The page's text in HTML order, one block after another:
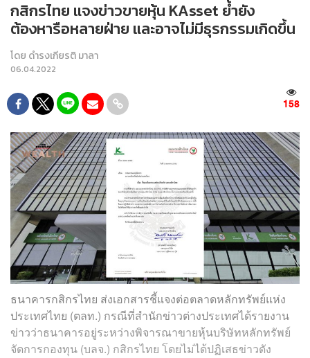
กสิกรไทย แจงข่าวขายหุ้น KAsset ย้ำยัง
ต้องหารือหลายฝ่าย และอาจไม่มีธุรกรรมเกิดขึ้น
โดย ดำรงเกียรติ มาลา
06.04.2022
158
ธนาคารกสิกรไทย ส่งเอกสารชี้แจงต่อตลาดหลักทรัพย์แห่ง
ประเทศไทย (ตลท.) กรณีที่สำนักข่าวต่างประเทศได้รายงาน
ข่าวว่าธนาคารอยู่ระหว่างพิจารณาขายหุ้นบริษัทหลักทรัพย์
จัดการกองทุน (บลจ.) กสิกรไทย โดยไม่ได้ปฏิเสธข่าวดัง